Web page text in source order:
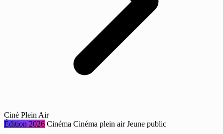
Ciné Plein Air
Édition 2026 Cinéma Cinéma plein air Jeune public